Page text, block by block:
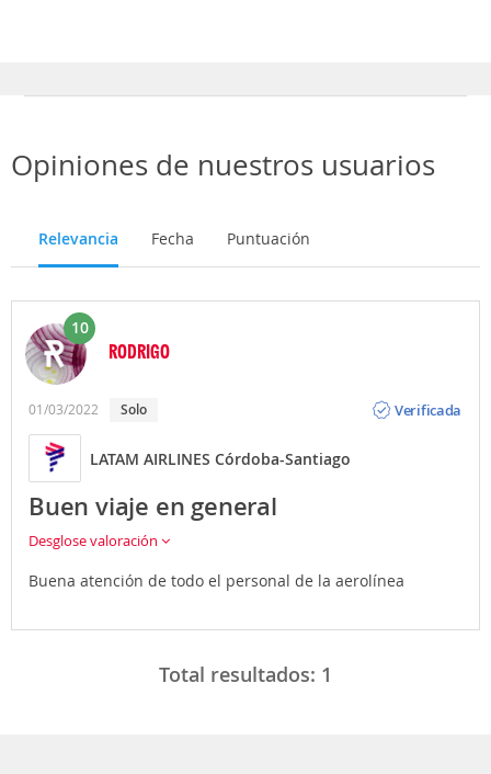
Opiniones de nuestros usuarios
Relevancia Fecha Puntuación
10
RODRIGO
01/03/2022 solo
Verificada
LATAM AIRLINES Córdoba-Santiago
Buen viaje en general
Desglose valoración
Buena atención de todo el personal de la aerolínea
Total resultados: 1